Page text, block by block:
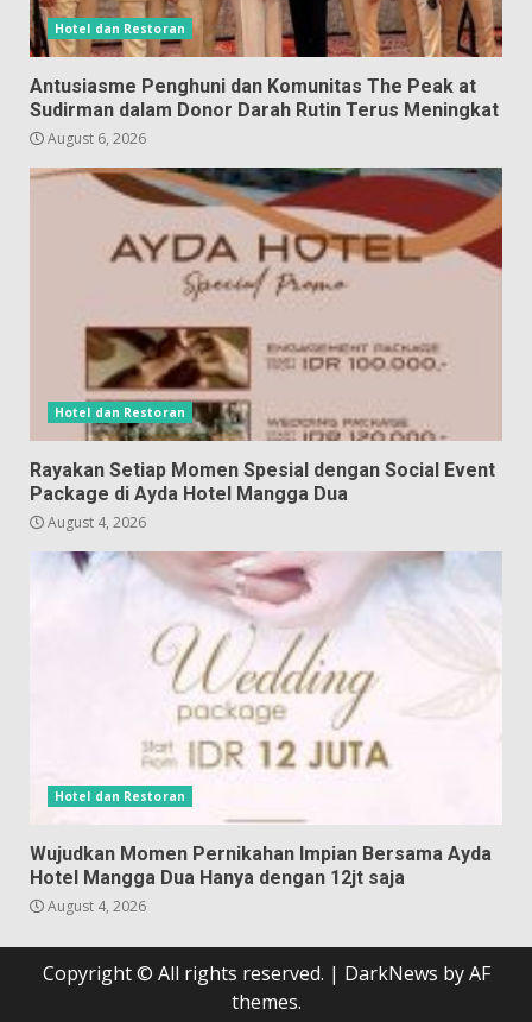
Hotel dan Restoran
Antusiasme Penghuni dan Komunitas The Peak at
Sudirman dalam Donor Darah Rutin Terus Meningkat
August 6, 2026
Hotel dan Restoran
Rayakan Setiap Momen Spesial dengan Social Event
Package di Ayda Hotel Mangga Dua
August 4, 2026
Hotel dan Restoran
Wujudkan Momen Pernikahan Impian Bersama Ayda
Hotel Mangga Dua Hanya dengan 12jt saja
August 4, 2026
Copyright © All rights reserved. | DarkNews by AF
themes.